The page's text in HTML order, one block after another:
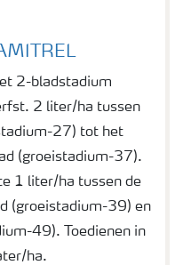
2-bladstadium
2 liter/ha tussen
27) tot het
(groeistadium-37).
1 liter/ha tussen de
(groeistadium-39) en
49). Toedienen in
ha.